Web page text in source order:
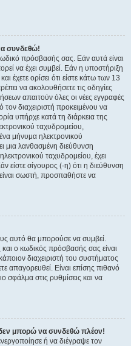
συνδεθώ!
πρόσβασής σας. Εάν αυτά είναι
να έχει συμβεί. Εάν η υποστήριξη
έχετε ορίσει ότι είστε κάτω των 13
να ακολουθήσετε τις οδηγίες
απαιτούν όλες οι νέες εγγραφές
τον διαχειριστή προκειμένου να
υπήρχε κατά τη διάρκεια της
ταχυδρομείου,
μήνυμα ηλεκτρονικού
μια λανθασμένη διεύθυνση
ταχυδρομείου, έχει
είστε σίγουρος (-η) ότι η διεύθυνση
σωστή, προσπαθήστε να
αυτό θα μπορούσε να συμβεί.
ο κωδικός πρόσβασής σας είναι
διαχειριστή του συστήματος
απαγορευθεί. Είναι επίσης πιθανό
σφάλμα στις ρυθμίσεις και να
μπορώ να συνδεθώ πλέον!
ή να διέγραψε τον